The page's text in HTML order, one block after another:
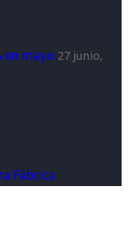
en mayo 27 junio,
Fábrica